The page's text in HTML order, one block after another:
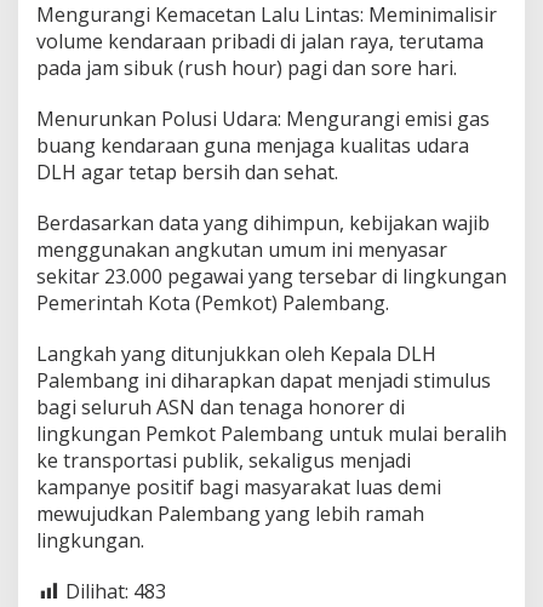
Mengurangi Kemacetan Lalu Lintas: Meminimalisir
volume kendaraan pribadi di jalan raya, terutama
pada jam sibuk (rush hour) pagi dan sore hari.
Menurunkan Polusi Udara: Mengurangi emisi gas
buang kendaraan guna menjaga kualitas udara
DLH agar tetap bersih dan sehat.
Berdasarkan data yang dihimpun, kebijakan wajib
menggunakan angkutan umum ini menyasar
sekitar 23.000 pegawai yang tersebar di lingkungan
Pemerintah Kota (Pemkot) Palembang.
Langkah yang ditunjukkan oleh Kepala DLH
Palembang ini diharapkan dapat menjadi stimulus
bagi seluruh ASN dan tenaga honorer di
lingkungan Pemkot Palembang untuk mulai beralih
ke transportasi publik, sekaligus menjadi
kampanye positif bagi masyarakat luas demi
mewujudkan Palembang yang lebih ramah
lingkungan.
Dilihat: 483